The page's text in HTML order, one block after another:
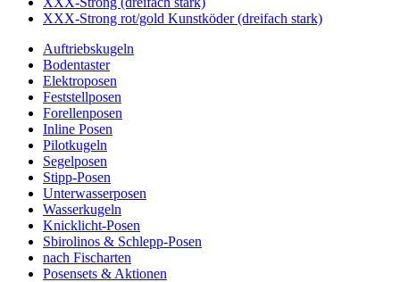
XXX-Strong rot/gold Kunstköder (dreifach stark)
Auftriebskugeln
Bodentaster
Elektroposen
Feststellposen
Forellenposen
Inline Posen
Pilotkugeln
Segelposen
Stipp-Posen
Unterwasserposen
Wasserkugeln
Knicklicht-Posen
Sbirolinos & Schlepp-Posen
nach Fischarten
Posensets & Aktionen